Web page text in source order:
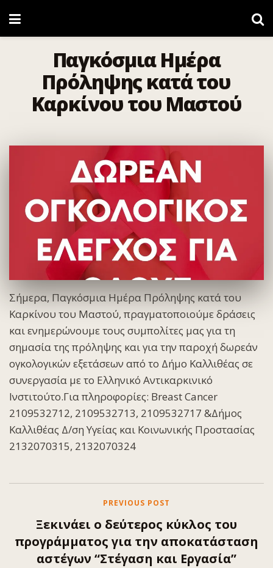
Παγκόσμια Ημέρα
Πρόληψης κατά του
Καρκίνου του Μαστού
Σήμερα, Παγκόσμια Ημέρα Πρόληψης κατά του
Καρκίνου του Μαστού, πραγματοποιούμε δράσεις
και ενημερώνουμε τους συμπολίτες μας για τη
σημασία της πρόληψης και για την παροχή δωρεάν
ογκολογικών εξετάσεων από το Δήμο Καλλιθέας σε
συνεργασία με το Ελληνικό Αντικαρκινικό
Ινστιτούτο.Για πληροφορίες: Breast Cancer
2109532712, 2109532713, 2109532717 &Δήμος
Καλλιθέας Δ/ση Υγείας και Κοινωνικής Προστασίας
2132070315, 2132070324
PREVIOUS POST
Ξεκινάει ο δεύτερος κύκλος του
προγράμματος για την αποκατάσταση
αστέγων “Στέγαση και Εργασία”